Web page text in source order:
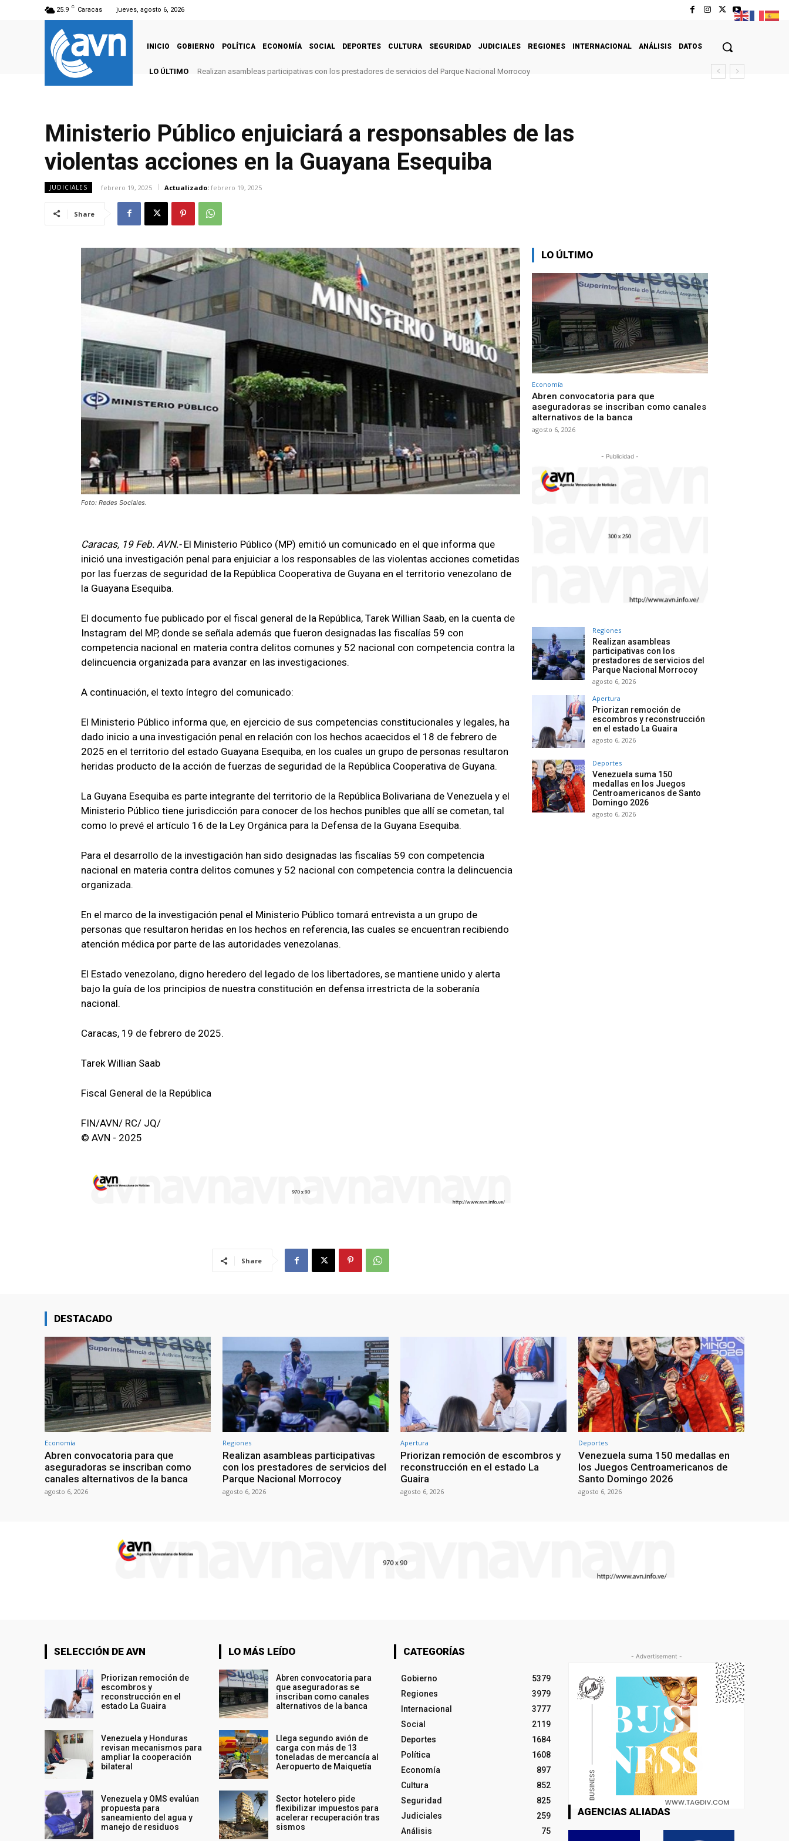
25.9 C Caracas jueves, agosto 6, 2026
INICIO GOBIERNO POLÍTICA ECONOMÍA SOCIAL DEPORTES CULTURA SEGURIDAD JUDICIALES REGIONES INTERNACIONAL ANÁLISIS DATOS
LO ÚLTIMO Realizan asambleas participativas con los prestadores de servicios del Parque Nacional Morrocoy
Ministerio Público enjuiciará a responsables de las
violentas acciones en la Guayana Esequiba
JUDICIALES febrero 19, 2025 Actualizado: febrero 19, 2025
Share
Foto: Redes Sociales.
Caracas, 19 Feb. AVN.- El Ministerio Público (MP) emitió un comunicado en el que informa que
inició una investigación penal para enjuiciar a los responsables de las violentas acciones cometidas
por las fuerzas de seguridad de la República Cooperativa de Guyana en el territorio venezolano de
la Guayana Esequiba.
El documento fue publicado por el fiscal general de la República, Tarek Willian Saab, en la cuenta de
Instagram del MP, donde se señala además que fueron designadas las fiscalías 59 con
competencia nacional en materia contra delitos comunes y 52 nacional con competencia contra la
delincuencia organizada para avanzar en las investigaciones.
A continuación, el texto íntegro del comunicado:
El Ministerio Público informa que, en ejercicio de sus competencias constitucionales y legales, ha
dado inicio a una investigación penal en relación con los hechos acaecidos el 18 de febrero de
2025 en el territorio del estado Guayana Esequiba, en los cuales un grupo de personas resultaron
heridas producto de la acción de fuerzas de seguridad de la República Cooperativa de Guyana.
La Guyana Esequiba es parte integrante del territorio de la República Bolivariana de Venezuela y el
Ministerio Público tiene jurisdicción para conocer de los hechos punibles que allí se cometan, tal
como lo prevé el artículo 16 de la Ley Orgánica para la Defensa de la Guyana Esequiba.
Para el desarrollo de la investigación han sido designadas las fiscalías 59 con competencia
nacional en materia contra delitos comunes y 52 nacional con competencia contra la delincuencia
organizada.
En el marco de la investigación penal el Ministerio Público tomará entrevista a un grupo de
personas que resultaron heridas en los hechos en referencia, las cuales se encuentran recibiendo
atención médica por parte de las autoridades venezolanas.
El Estado venezolano, digno heredero del legado de los libertadores, se mantiene unido y alerta
bajo la guía de los principios de nuestra constitución en defensa irrestricta de la soberanía
nacional.
Caracas, 19 de febrero de 2025.
Tarek Willian Saab
Fiscal General de la República
FIN/AVN/ RC/ JQ/
© AVN - 2025
Share
LO ÚLTIMO
Economía
Abren convocatoria para que
aseguradoras se inscriban como canales
alternativos de la banca
agosto 6, 2026
- Publicidad -
Regiones
Realizan asambleas
participativas con los
prestadores de servicios del
Parque Nacional Morrocoy
agosto 6, 2026
Apertura
Priorizan remoción de
escombros y reconstrucción
en el estado La Guaira
agosto 6, 2026
Deportes
Venezuela suma 150
medallas en los Juegos
Centroamericanos de Santo
Domingo 2026
agosto 6, 2026
DESTACADO
Economía
Abren convocatoria para que
aseguradoras se inscriban como
canales alternativos de la banca
agosto 6, 2026
Regiones
Realizan asambleas participativas
con los prestadores de servicios del
Parque Nacional Morrocoy
agosto 6, 2026
Apertura
Priorizan remoción de escombros y
reconstrucción en el estado La
Guaira
agosto 6, 2026
Deportes
Venezuela suma 150 medallas en
los Juegos Centroamericanos de
Santo Domingo 2026
agosto 6, 2026
SELECCIÓN DE AVN
Priorizan remoción de
escombros y
reconstrucción en el
estado La Guaira
Venezuela y Honduras
revisan mecanismos para
ampliar la cooperación
bilateral
Venezuela y OMS evalúan
propuesta para
saneamiento del agua y
manejo de residuos
LO MÁS LEÍDO
Abren convocatoria para
que aseguradoras se
inscriban como canales
alternativos de la banca
Llega segundo avión de
carga con más de 13
toneladas de mercancía al
Aeropuerto de Maiquetía
Sector hotelero pide
flexibilizar impuestos para
acelerar recuperación tras
sismos
CATEGORÍAS
Gobierno
5379
Regiones
3979
Internacional
3777
Social
2119
Deportes
1684
Política
1608
Economía
897
Cultura
852
Seguridad
825
Judiciales
259
Análisis
75
- Advertisement -
AGENCIAS ALIADAS